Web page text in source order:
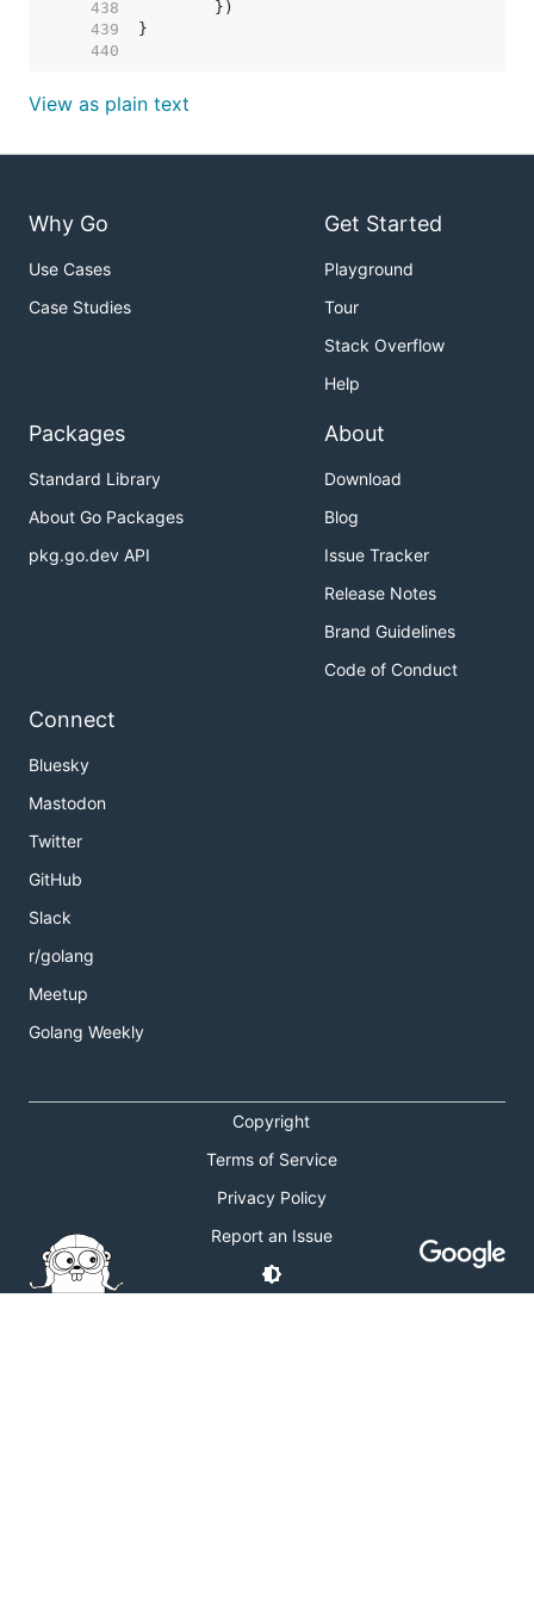
   438
   439
   440
View as plain text
Why Go
Use Cases
Case Studies
Get Started
Playground
Tour
Stack Overflow
Help
Packages
Standard Library
About Go Packages
pkg.go.dev API
About
Download
Blog
Issue Tracker
Release Notes
Brand Guidelines
Code of Conduct
Connect
Bluesky
Mastodon
Twitter
GitHub
Slack
r/golang
Meetup
Golang Weekly
Copyright
Terms of Service
Privacy Policy
Report an Issue